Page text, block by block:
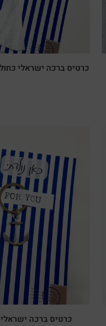
כרטיס ברכה ישראלי
כרטיס ברכה